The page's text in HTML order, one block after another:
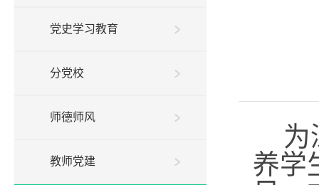
党史学习教育
分党校
师德师风
教师党建
为
养学